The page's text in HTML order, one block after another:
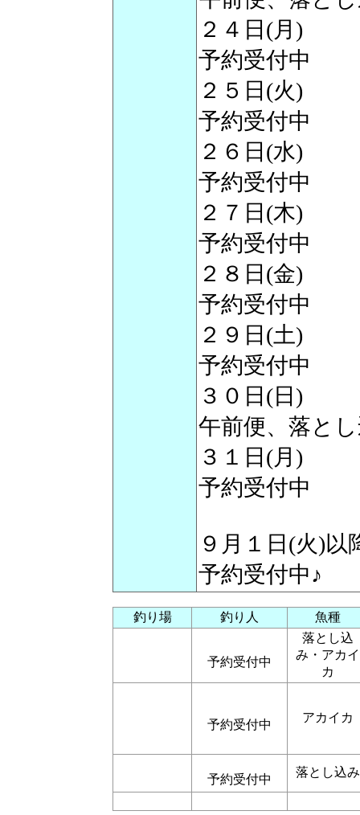
２４日(月)
予約受付中
２５日(火)
予約受付中
２６日(水)
予約受付中
２７日(木)
予約受付中
２８日(金)
予約受付中
２９日(土)
予約受付中
３０日(日)
午前便、落と
３１日(月)
予約受付中
９月１日(火)
予約受付中♪
釣り場 釣り人 魚種
予約受付中
落とし込
み・アカイ
カ
予約受付中
アカイカ
予約受付中
落とし込み